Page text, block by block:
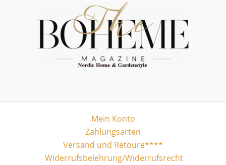
Mein Konto
Zahlungsarten
Versand und Retoure****
Widerrufsbelehrung/Widerrufsrecht